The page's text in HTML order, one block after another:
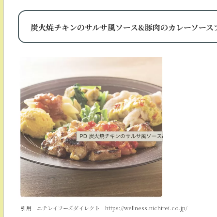
炭火焼チキンのサルサ風ソース&豚肉のカレーソース
引用 ニチレイフーズダイレクト https://wellness.nichirei.co.jp/